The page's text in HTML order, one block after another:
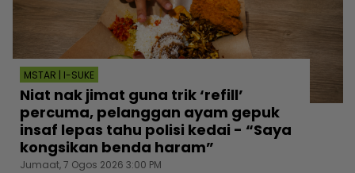
MSTAR | I-SUKE
Niat nak jimat guna trik ‘refill’
percuma, pelanggan ayam gepuk
insaf lepas tahu polisi kedai - “Saya
kongsikan benda haram”
Jumaat, 7 Ogos 2026 3:00 PM